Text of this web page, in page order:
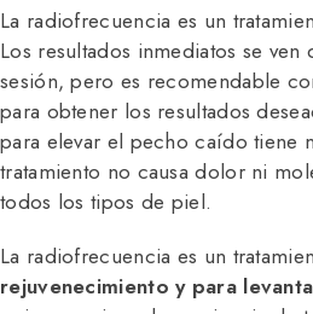
La radiofrecuencia es un
Los resultados inmediatos se ven
sesión, pero es recomendable
para obtener los resultados
para elevar el pecho caído tiene
tratamiento no causa dolor ni
todos los tipos de piel.
La radiofrecuencia es un
rejuvenecimiento y para